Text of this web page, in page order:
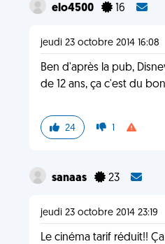
elo4500 16
jeudi 23 octobre 2014 16:08
Ben d'après la pub,
de 12 ans, ça c'est du
24 1
sanaas 23
jeudi 23 octobre 2014 23:19
Le cinéma tarif réduit!!